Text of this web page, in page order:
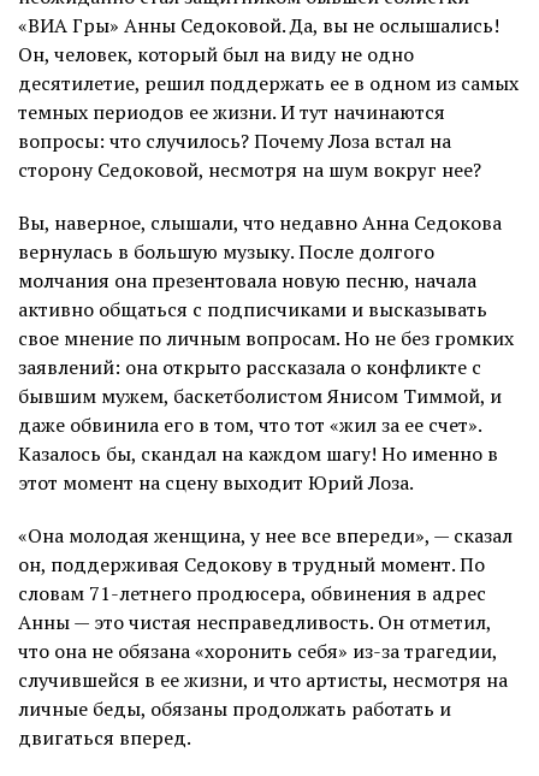
«ВИА Гры» Анны Седоковой. Да, вы не ослышались!
Он, человек, который был на виду не одно
десятилетие, решил поддержать ее в одном из самых
темных периодов ее жизни. И тут начинаются
вопросы: что случилось? Почему Лоза встал на
сторону Седоковой, несмотря на шум вокруг нее?
Вы, наверное, слышали, что недавно Анна Седокова
вернулась в большую музыку. После долгого
молчания она презентовала новую песню, начала
активно общаться с подписчиками и высказывать
свое мнение по личным вопросам. Но не без громких
заявлений: она открыто рассказала о конфликте с
бывшим мужем, баскетболистом Янисом Тиммой, и
даже обвинила его в том, что тот «жил за ее счет».
Казалось бы, скандал на каждом шагу! Но именно в
этот момент на сцену выходит Юрий Лоза.
«Она молодая женщина, у нее все впереди», — сказал
он, поддерживая Седокову в трудный момент. По
словам 71-летнего продюсера, обвинения в адрес
Анны — это чистая несправедливость. Он отметил,
что она не обязана «хоронить себя» из-за трагедии,
случившейся в ее жизни, и что артисты, несмотря на
личные беды, обязаны продолжать работать и
двигаться вперед.